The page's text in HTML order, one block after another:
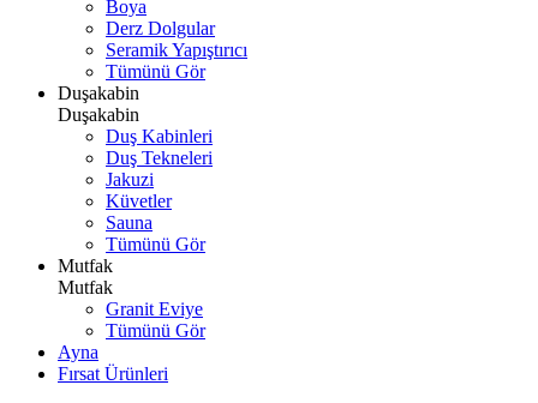
Boya
Derz Dolgular
Seramik Yapıştırıcı
Tümünü Gör
Duşakabin
Duşakabin
Duş Kabinleri
Duş Tekneleri
Jakuzi
Küvetler
Sauna
Tümünü Gör
Mutfak
Mutfak
Granit Eviye
Tümünü Gör
Ayna
Fırsat Ürünleri